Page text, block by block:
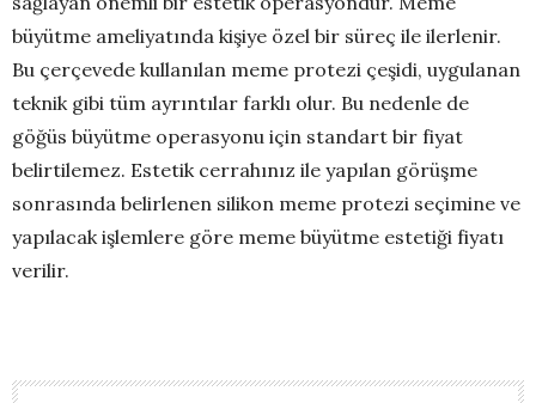
büyütme ameliyatında kişiye özel bir süreç ile ilerlenir.
Bu çerçevede kullanılan meme protezi çeşidi, uygulanan
teknik gibi tüm ayrıntılar farklı olur. Bu nedenle de
göğüs büyütme operasyonu için standart bir fiyat
belirtilemez. Estetik cerrahınız ile yapılan görüşme
sonrasında belirlenen silikon meme protezi seçimine ve
yapılacak işlemlere göre meme büyütme estetiği fiyatı
verilir.